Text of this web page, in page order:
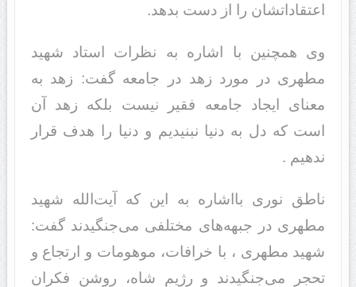
اعتقاداتشان را از دست بدهد.
وی همچنین با اشاره به نظرات استاد شهید
مطهری در مورد زهد در جامعه گفت: زهد به
معنای ایجاد جامعه فقیر نیست بلکه زهد آن
است که دل به دنیا نبنیدیم و دنیا را هدف قرار
ندهیم .
ناطق نوری بااشاره به این که آیت‌الله شهید
مطهری در جبهه‌های مختلفی می‌جنگیدند گفت:
شهید مطهری ، با خرافات، موهومات و ارتجاع و
تحجر می‌جنگیدند و رژیم شاه، روشن فکران